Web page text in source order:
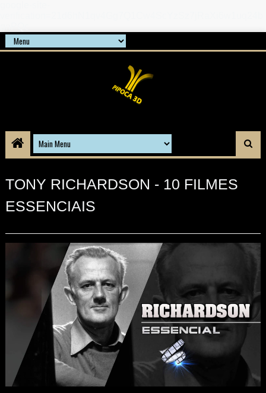
TONY RICHARDSON - 10 FILMES
ESSENCIAIS